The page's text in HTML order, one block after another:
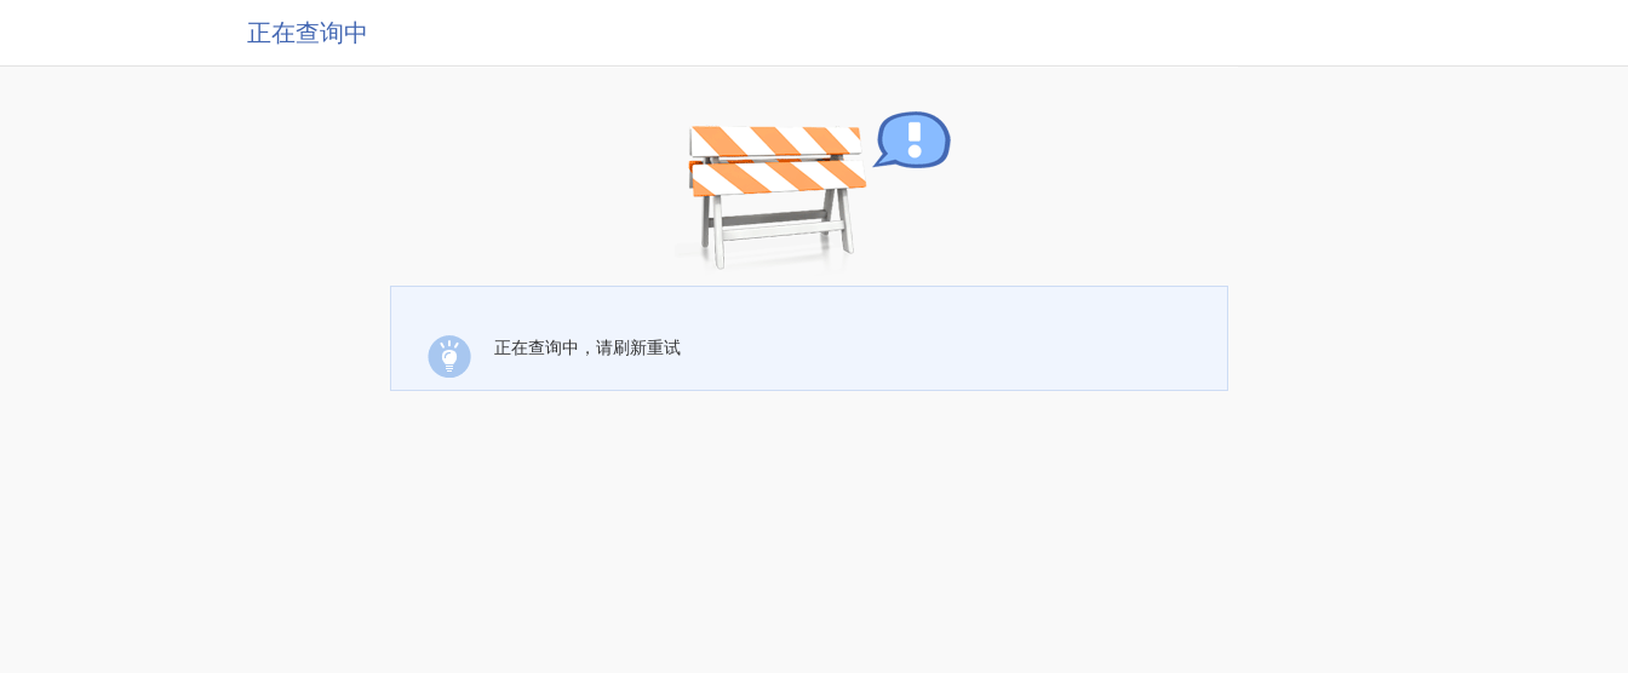
正在查询中
正在查询中，请刷新重试